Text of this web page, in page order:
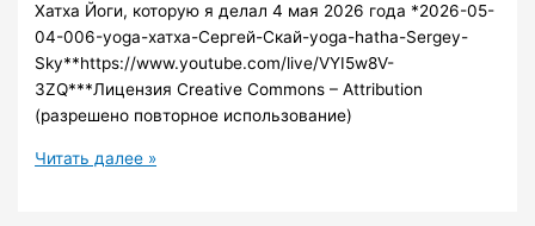
Хатха Йоги, которую я делал 4 мая 2026 года *2026-05-
04-006-yoga-хатха-Сергей-Скай-yoga-hatha-Sergey-
Sky**https://www.youtube.com/live/VYI5w8V-
3ZQ***Лицензия Creative Commons – Attribution
(разрешено повторное использование)
2026-
Читать далее »